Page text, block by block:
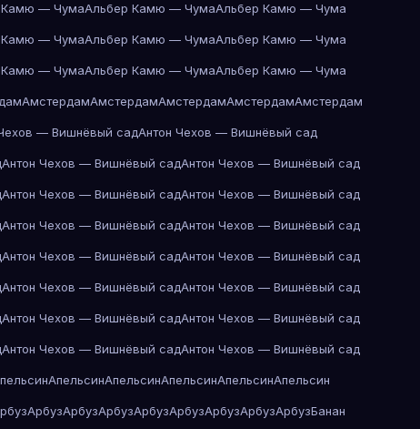
Камю — ЧумаАльбер Камю — ЧумаАльбер Камю — Чума
Камю — ЧумаАльбер Камю — ЧумаАльбер Камю — Чума
Камю — ЧумаАльбер Камю — ЧумаАльбер Камю — Чума
АмстердамАмстердамАмстердамАмстердамАмстердам
— Вишнёвый садАнтон Чехов — Вишнёвый сад
Антон Чехов — Вишнёвый садАнтон Чехов — Вишнёвый сад
Антон Чехов — Вишнёвый садАнтон Чехов — Вишнёвый сад
Антон Чехов — Вишнёвый садАнтон Чехов — Вишнёвый сад
Антон Чехов — Вишнёвый садАнтон Чехов — Вишнёвый сад
Антон Чехов — Вишнёвый садАнтон Чехов — Вишнёвый сад
Антон Чехов — Вишнёвый садАнтон Чехов — Вишнёвый сад
Антон Чехов — Вишнёвый садАнтон Чехов — Вишнёвый сад
АпельсинАпельсинАпельсинАпельсинАпельсин
АрбузАрбузАрбузАрбузАрбузАрбузАрбузАрбузБанан